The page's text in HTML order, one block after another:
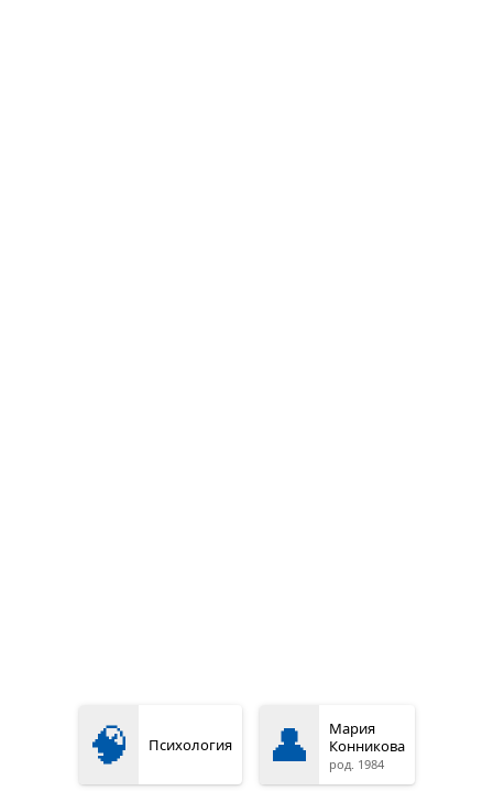
🧠 Психология 👤
Мария
Конникова
род. 1984